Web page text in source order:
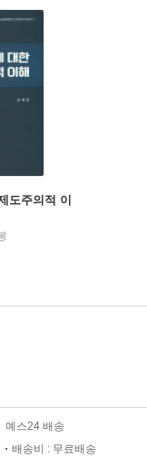
권 부여
밖’의 공
해결의 지체
령결정론의 한계
존성과 본위주의
한계
의존한 개혁
책 혼선
한 시각차
와 개혁 후퇴
도주의적 이
예스24 배송
배송비 : 무료배송